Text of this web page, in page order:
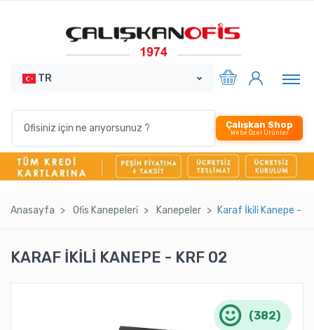
TR
Çalışkan Shop
Webe Özel Ürünler
Anasayfa Ofi̇s Kanepeleri̇ Kanepeler Karaf İki̇li̇ Kanepe -
KARAF İKİLİ KANEPE - KRF 02
(382)